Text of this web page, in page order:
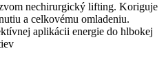
nechirurgický lifting. Koriguje
a celkovému omladeniu.
aplikácii energie do hlbokej